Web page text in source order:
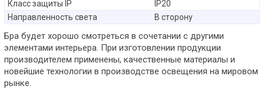
Класс защиты IP
IP20
Направленность света
В сторону
Бра будет хорошо смотреться в сочетании с другими
элементами интерьера. При изготовлении продукции
производителем применены, качественные материалы и
новейшие технологии в производстве освещения на мировом
рынке.